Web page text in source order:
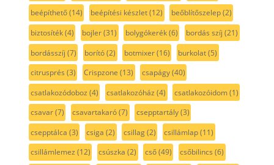
beépíthető(14) beépítési készlet(12) beőblítőszelep(2)
biztosíték(4) bojler(31) bolygókerék(6) bordás szíj (21)
bordásszíj (7) borító(2) botmixer(16) burkolat(5)
citrusprés (3) Crispzone (13) csapágy(40)
csatlakozódoboz (4) csatlakozóház (4) csatlakozóidom(1)
csavar(7) csavartakaró(7) csepptartály(3)
csepptálca (3) csiga (2) csillag(2) csillámlap(11)
csillámlemez (12) csúszka (2) cső(49) csőbilincs (6)